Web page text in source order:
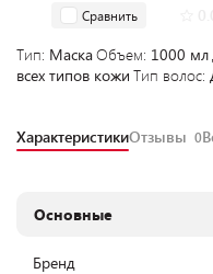
Сравнить
Тип: МаскаОбъем: 1000 мл
всех типов кожи Тип волос:
ХарактеристикиОтзывы 0
Основные
Бренд